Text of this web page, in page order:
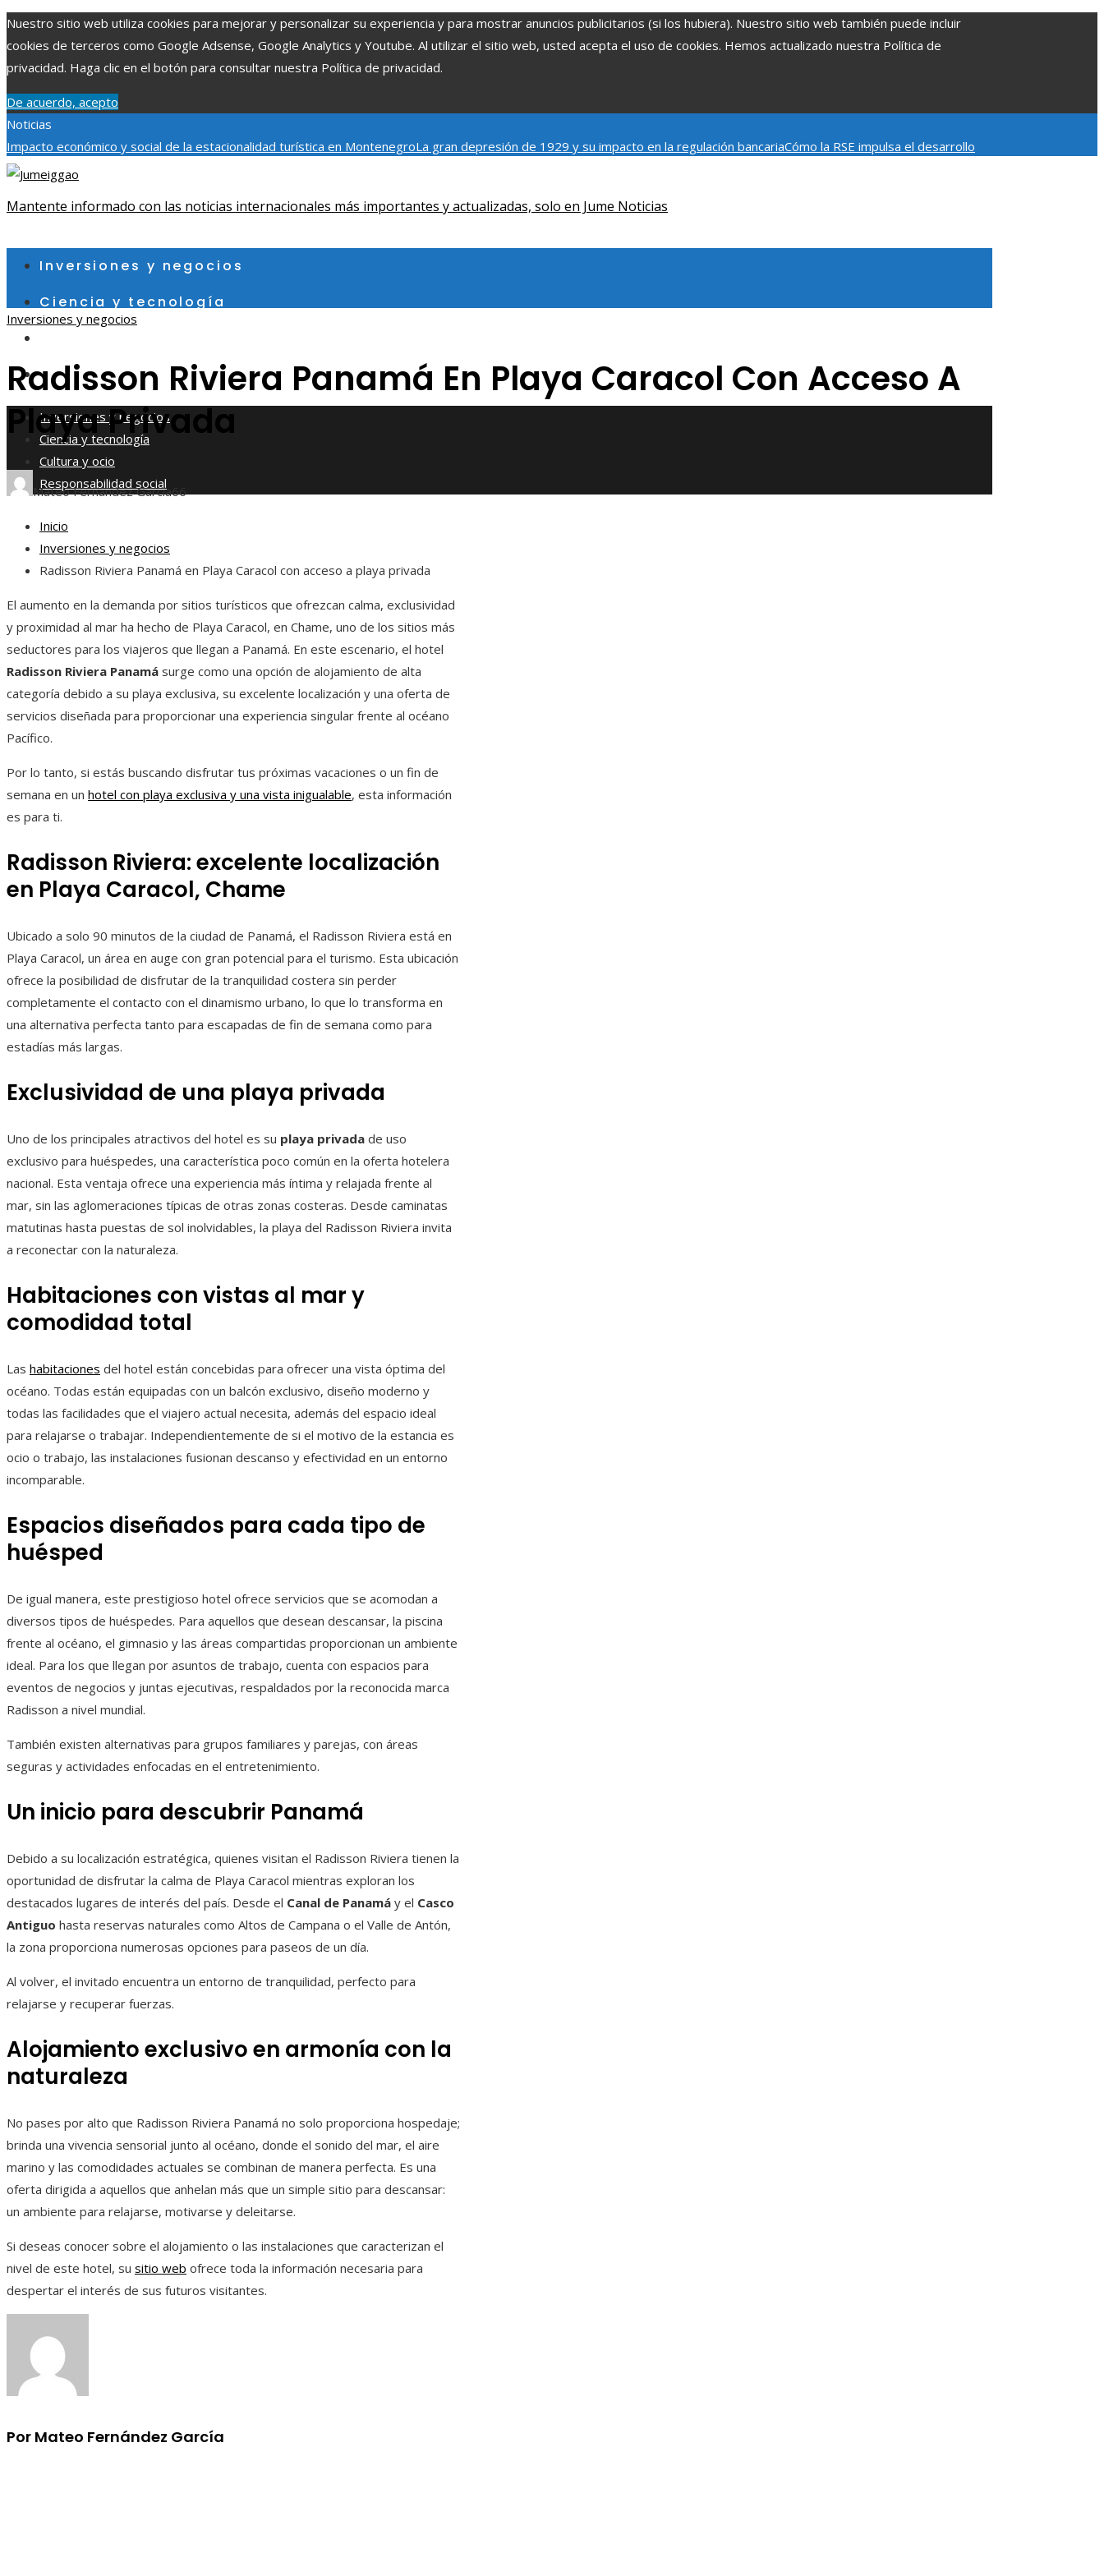
Nuestro sitio web utiliza cookies para mejorar y personalizar su experiencia y para mostrar anuncios publicitarios (si los hubiera). Nuestro sitio web también puede incluir
cookies de terceros como Google Adsense, Google Analytics y Youtube. Al utilizar el sitio web, usted acepta el uso de cookies. Hemos actualizado nuestra Política de
privacidad. Haga clic en el botón para consultar nuestra Política de privacidad.
De acuerdo, acepto
Noticias
Impacto económico y social de la estacionalidad turística en MontenegroLa gran depresión de 1929 y su impacto en la regulación bancariaCómo la RSE impulsa el desarrollo
social y ambiental en comunidades chilenas
domingo, agosto 9
Mantente informado con las noticias internacionales más importantes y actualizadas, solo en Jume Noticias
Inversiones y negocios
Ciencia y tecnología
Responsabilidad social
Inversiones y negocios
Ciencia y tecnología
Cultura y ocio
Responsabilidad social
Inversiones y negocios
Radisson Riviera Panamá En Playa Caracol Con Acceso A
Playa Privada
Mateo Fernández García66
Inicio
Inversiones y negocios
Radisson Riviera Panamá en Playa Caracol con acceso a playa privada
El aumento en la demanda por sitios turísticos que ofrezcan calma, exclusividad
y proximidad al mar ha hecho de Playa Caracol, en Chame, uno de los sitios más
seductores para los viajeros que llegan a Panamá. En este escenario, el hotel
Radisson Riviera Panamá surge como una opción de alojamiento de alta
categoría debido a su playa exclusiva, su excelente localización y una oferta de
servicios diseñada para proporcionar una experiencia singular frente al océano
Pacífico.
Por lo tanto, si estás buscando disfrutar tus próximas vacaciones o un fin de
semana en un hotel con playa exclusiva y una vista inigualable, esta información
es para ti.
Radisson Riviera: excelente localización
en Playa Caracol, Chame
Ubicado a solo 90 minutos de la ciudad de Panamá, el Radisson Riviera está en
Playa Caracol, un área en auge con gran potencial para el turismo. Esta ubicación
ofrece la posibilidad de disfrutar de la tranquilidad costera sin perder
completamente el contacto con el dinamismo urbano, lo que lo transforma en
una alternativa perfecta tanto para escapadas de fin de semana como para
estadías más largas.
Exclusividad de una playa privada
Uno de los principales atractivos del hotel es su playa privada de uso
exclusivo para huéspedes, una característica poco común en la oferta hotelera
nacional. Esta ventaja ofrece una experiencia más íntima y relajada frente al
mar, sin las aglomeraciones típicas de otras zonas costeras. Desde caminatas
matutinas hasta puestas de sol inolvidables, la playa del Radisson Riviera invita
a reconectar con la naturaleza.
Habitaciones con vistas al mar y
comodidad total
Las habitaciones del hotel están concebidas para ofrecer una vista óptima del
océano. Todas están equipadas con un balcón exclusivo, diseño moderno y
todas las facilidades que el viajero actual necesita, además del espacio ideal
para relajarse o trabajar. Independientemente de si el motivo de la estancia es
ocio o trabajo, las instalaciones fusionan descanso y efectividad en un entorno
incomparable.
Espacios diseñados para cada tipo de
huésped
De igual manera, este prestigioso hotel ofrece servicios que se acomodan a
diversos tipos de huéspedes. Para aquellos que desean descansar, la piscina
frente al océano, el gimnasio y las áreas compartidas proporcionan un ambiente
ideal. Para los que llegan por asuntos de trabajo, cuenta con espacios para
eventos de negocios y juntas ejecutivas, respaldados por la reconocida marca
Radisson a nivel mundial.
También existen alternativas para grupos familiares y parejas, con áreas
seguras y actividades enfocadas en el entretenimiento.
Un inicio para descubrir Panamá
Debido a su localización estratégica, quienes visitan el Radisson Riviera tienen la
oportunidad de disfrutar la calma de Playa Caracol mientras exploran los
destacados lugares de interés del país. Desde el Canal de Panamá y el Casco
Antiguo hasta reservas naturales como Altos de Campana o el Valle de Antón,
la zona proporciona numerosas opciones para paseos de un día.
Al volver, el invitado encuentra un entorno de tranquilidad, perfecto para
relajarse y recuperar fuerzas.
Alojamiento exclusivo en armonía con la
naturaleza
No pases por alto que Radisson Riviera Panamá no solo proporciona hospedaje;
brinda una vivencia sensorial junto al océano, donde el sonido del mar, el aire
marino y las comodidades actuales se combinan de manera perfecta. Es una
oferta dirigida a aquellos que anhelan más que un simple sitio para descansar:
un ambiente para relajarse, motivarse y deleitarse.
Si deseas conocer sobre el alojamiento o las instalaciones que caracterizan el
nivel de este hotel, su sitio web ofrece toda la información necesaria para
despertar el interés de sus futuros visitantes.
Por Mateo Fernández García